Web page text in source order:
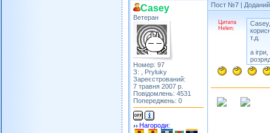
Casey
Ветеран
Номер: 97
З: , Pryluky
Зареєстрований:
7 травня 2007 р.
Повідомлень: 4531
Попереджень: 0
Нагороди:
Пост №7 |
Цитата
Helen:
т.д.
а